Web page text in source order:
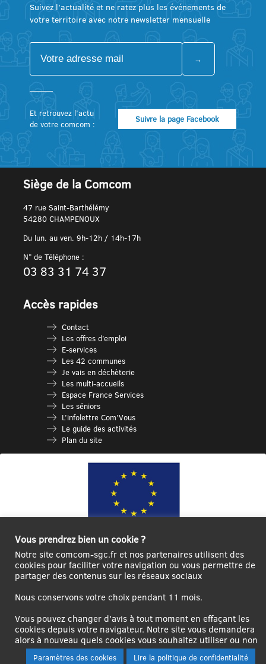
Suivez l’actualité et ne ratez plus les événements de
votre territoire avec notre newsletter mensuelle
Et retrouvez l’actu
de votre comcom :
Suivre la page Facebook
Siège de la Comcom
47 rue Saint-Barthélémy
54280 CHAMPENOUX
Du lun. au ven. 9h-12h / 14h-17h
N° de Téléphone :
03 83 31 74 37
Accès rapides
Contact
Les offres d’emploi
E-services
Les 42 communes
Je vais en déchèterie
Les multi-accueils
Espace France Services
Les séniors
L’infolettre Com’Vous
Le guide des activités
Plan du site
Ce site internet a été cofinancé par l’Union européenne avec le Fonds
Européen de Développement Régional à hauteur de 12 572€
connecter|Se
compte
du
Vous prendrez bien un cookie ?
Notre site comcom-sgc.fr et nos partenaires utilisent des
cookies pour faciliter votre navigation ou vous permettre de
partager des contenus sur les réseaux sociaux
Nous conservons votre choix pendant 11 mois.
Vous pouvez changer d'avis à tout moment en effaçant les
cookies depuis votre navigateur. Notre site vous demandera
alors à nouveau quels cookies vous souhaitez utiliser ou non
Paramètres des cookies Lire la politique de confidentialité